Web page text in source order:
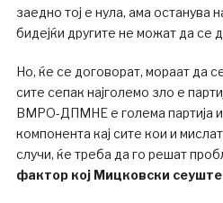
заедно тој е нула, ама останува
бидејќи другите не можат да се
Но, ќе се договорат, мораат да
сите сепак најголемо зло е
ВМРО-ДПМНЕ е голема партија и
компонента кај сите кои и
случи, ќе треба да го решат
фактор кој Мицковски